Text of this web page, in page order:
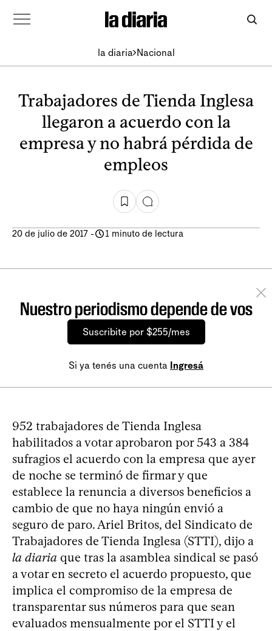
la diaria Nacional
Trabajadores de Tienda Inglesa
llegaron a acuerdo con la
empresa y no habrá pérdida de
empleos
20 de julio de 2017 - 1 minuto de lectura
Nuestro periodismo depende de vos
Suscribite por $255/mes
Si ya tenés una cuenta Ingresá
952 trabajadores de Tienda Inglesa
habilitados a votar aprobaron por 543 a 384
sufragios el acuerdo con la empresa que ayer
de noche se terminó de firmar y que
establece la renuncia a diversos beneficios a
cambio de que no haya ningún envió a
seguro de paro. Ariel Britos, del Sindicato de
Trabajadores de Tienda Inglesa (STTI), dijo a
la diaria que tras la asamblea sindical se pasó
a votar en secreto el acuerdo propuesto, que
implica el compromiso de la empresa de
transparentar sus números para que sean
evaluados mensualmente por el STTI y el